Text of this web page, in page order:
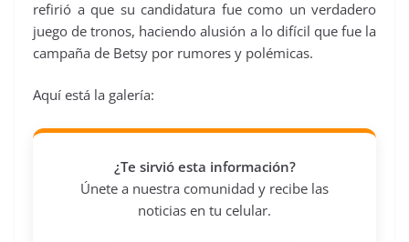
refirió a que su candidatura fue como un verdadero
juego de tronos, haciendo alusión a lo difícil que fue la
campaña de Betsy por rumores y polémicas.
Aquí está la galería:
¿Te sirvió esta información?
Únete a nuestra comunidad y recibe las
noticias en tu celular.